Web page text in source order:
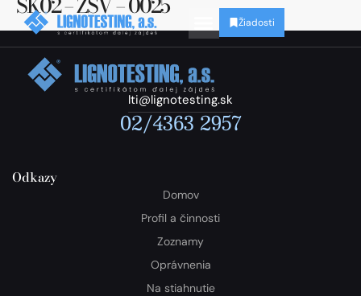
Žiadosti
lti@lignotesting.sk
02/4363 2957
Odkazy
Domov
Profil a činnosti
Zoznamy
Oprávnenia
Na stiahnutie